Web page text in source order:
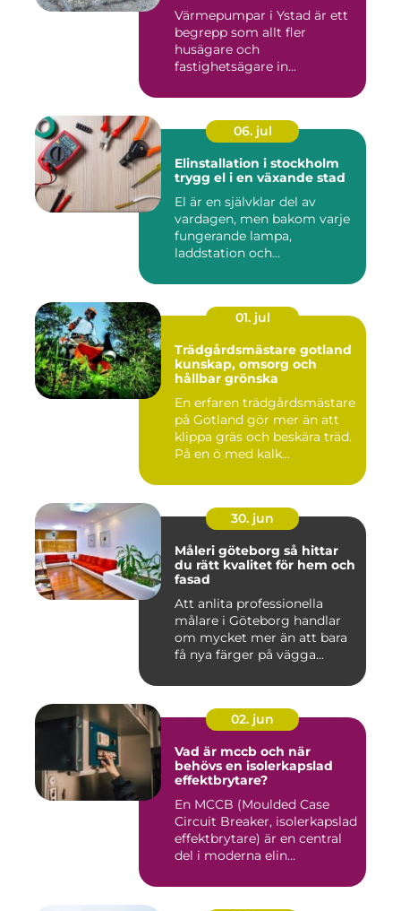
Värmepumpar i Ystad är ett
begrepp som allt fler
husägare och
fastighetsägare in...
06. jul
Elinstallation i stockholm
trygg el i en växande stad
El är en självklar del av
vardagen, men bakom varje
fungerande lampa,
laddstation och
01. jul
Trädgårdsmästare gotland
kunskap, omsorg och
hållbar grönska
En erfaren trädgårdsmästare
på Gotland gör mer än att
klippa gräs och beskära träd.
På en ö med kalk...
30. jun
Måleri göteborg så hittar
du rätt kvalitet för hem och
fasad
Att anlita professionella
målare i Göteborg handlar
om mycket mer än att bara
få nya färger på vägga...
02. jun
Vad är mccb och när
behövs en isolerkapslad
effektbrytare?
En MCCB (Moulded Case
Circuit Breaker, isolerkapslad
effektbrytare) är en central
del i moderna elin...